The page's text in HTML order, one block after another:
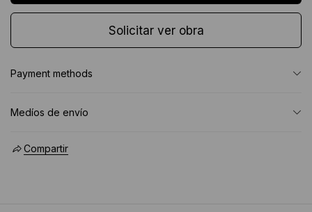
Solicitar ver obra
Payment methods
Medíos de envío
Compartir